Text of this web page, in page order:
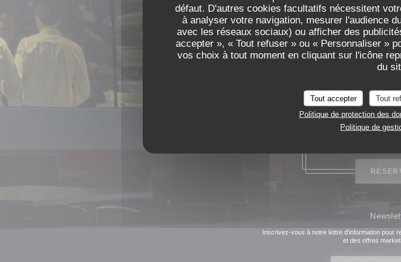
défaut. D'autres cookies facultatifs nécessitent
à analyser votre navigation, mesurer l'audience
avec les réseaux sociaux) ou afficher des
accepter », « Tout refuser » ou « Personnaliser »
vos choix à tout moment en cliquant sur l'icône
du
Tout accepter Tout
Politique de protection des
Politique de
Inscrivez-vous à notre lettre d'information pour
et des offres